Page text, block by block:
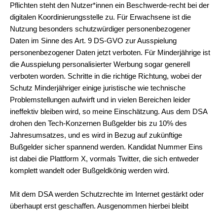
Pflichten steht den Nutzer*innen ein Beschwerde-recht bei der
digitalen Koordinierungsstelle zu. Für Erwachsene ist die
Nutzung besonders schutzwürdiger personenbezogener
Daten im Sinne des Art. 9 DS-GVO zur Ausspielung
personenbezogener Daten jetzt verboten. Für Minderjährige ist
die Ausspielung personalisierter Werbung sogar generell
verboten worden. Schritte in die richtige Richtung, wobei der
Schutz Minderjähriger einige juristische wie technische
Problemstellungen aufwirft und in vielen Bereichen leider
ineffektiv bleiben wird, so meine Einschätzung. Aus dem DSA
drohen den Tech-Konzernen Bußgelder bis zu 10% des
Jahresumsatzes, und es wird in Bezug auf zukünftige
Bußgelder sicher spannend werden. Kandidat Nummer Eins
ist dabei die Plattform X, vormals Twitter, die sich entweder
komplett wandelt oder Bußgeldkönig werden wird.
Mit dem DSA werden Schutzrechte im Internet gestärkt oder
überhaupt erst geschaffen. Ausgenommen hierbei bleibt